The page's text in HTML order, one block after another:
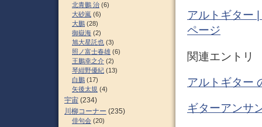
アルトギター
ページ
関連エントリ
アルトギター
ギターアンサ
北青鵬 治 (6)
大砂嵐 (6)
大鵬 (28)
御嶽海 (2)
旭大星託也 (3)
照ノ富士春雄 (6)
王鵬幸之介 (2)
琴紺野優紀 (13)
白鵬 (17)
矢後太規 (4)
宇宙 (234)
川柳コーナー (235)
俳句会 (20)